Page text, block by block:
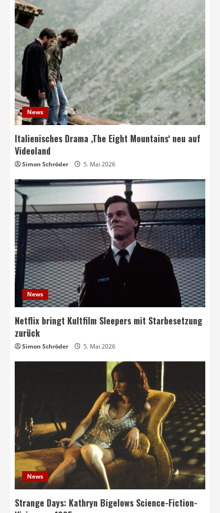
News
Italienisches Drama ‚The Eight Mountains‘ neu auf
Videoland
Simon Schröder 5. Mai 2026
News
Netflix bringt Kultfilm Sleepers mit Starbesetzung
zurück
Simon Schröder 5. Mai 2026
News
Strange Days: Kathryn Bigelows Science-Fiction-